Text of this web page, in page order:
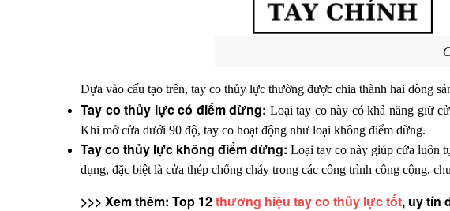
Dựa vào cấu tạo trên, tay co thủy lực thường được chia thành hai dòng
Tay co thủy lực có điểm dừng: Loại tay co này có khả năng giữ
Khi mở cửa dưới 90 độ, tay co hoạt động như loại không điểm dừng.
Tay co thủy lực không điểm dừng: Loại tay co này giúp cửa luôn
dụng, đặc biệt là cửa thép chống cháy trong các công trình công cộng,
>>> Xem thêm: Top 12 thương hiệu tay co thủy lực tốt, uy tín